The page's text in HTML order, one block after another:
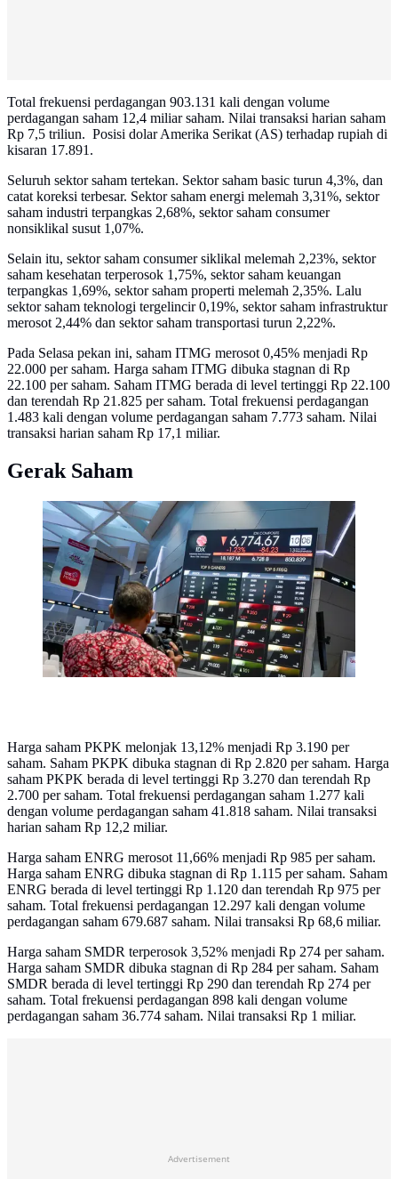
Total frekuensi perdagangan 903.131 kali dengan volume
perdagangan saham 12,4 miliar saham. Nilai transaksi harian saham
Rp 7,5 triliun. Posisi dolar Amerika Serikat (AS) terhadap rupiah di
kisaran 17.891.
Seluruh sektor saham tertekan. Sektor saham basic turun 4,3%, dan
catat koreksi terbesar. Sektor saham energi melemah 3,31%, sektor
saham industri terpangkas 2,68%, sektor saham consumer
nonsiklikal susut 1,07%.
Selain itu, sektor saham consumer siklikal melemah 2,23%, sektor
saham kesehatan terperosok 1,75%, sektor saham keuangan
terpangkas 1,69%, sektor saham properti melemah 2,35%. Lalu
sektor saham teknologi tergelincir 0,19%, sektor saham infrastruktur
merosot 2,44% dan sektor saham transportasi turun 2,22%.
Pada Selasa pekan ini, saham ITMG merosot 0,45% menjadi Rp
22.000 per saham. Harga saham ITMG dibuka stagnan di Rp
22.100 per saham. Saham ITMG berada di level tertinggi Rp 22.100
dan terendah Rp 21.825 per saham. Total frekuensi perdagangan
1.483 kali dengan volume perdagangan saham 7.773 saham. Nilai
transaksi harian saham Rp 17,1 miliar.
Gerak Saham
Seorang juru kamera merekam layar yang menampilkan
Indeks Harga Saham Gabungan (IHSG). (BAY
ISMOYO/AFP)
Harga saham PKPK melonjak 13,12% menjadi Rp 3.190 per
saham. Saham PKPK dibuka stagnan di Rp 2.820 per saham. Harga
saham PKPK berada di level tertinggi Rp 3.270 dan terendah Rp
2.700 per saham. Total frekuensi perdagangan saham 1.277 kali
dengan volume perdagangan saham 41.818 saham. Nilai transaksi
harian saham Rp 12,2 miliar.
Harga saham ENRG merosot 11,66% menjadi Rp 985 per saham.
Harga saham ENRG dibuka stagnan di Rp 1.115 per saham. Saham
ENRG berada di level tertinggi Rp 1.120 dan terendah Rp 975 per
saham. Total frekuensi perdagangan 12.297 kali dengan volume
perdagangan saham 679.687 saham. Nilai transaksi Rp 68,6 miliar.
Harga saham SMDR terperosok 3,52% menjadi Rp 274 per saham.
Harga saham SMDR dibuka stagnan di Rp 284 per saham. Saham
SMDR berada di level tertinggi Rp 290 dan terendah Rp 274 per
saham. Total frekuensi perdagangan 898 kali dengan volume
perdagangan saham 36.774 saham. Nilai transaksi Rp 1 miliar.
Advertisement